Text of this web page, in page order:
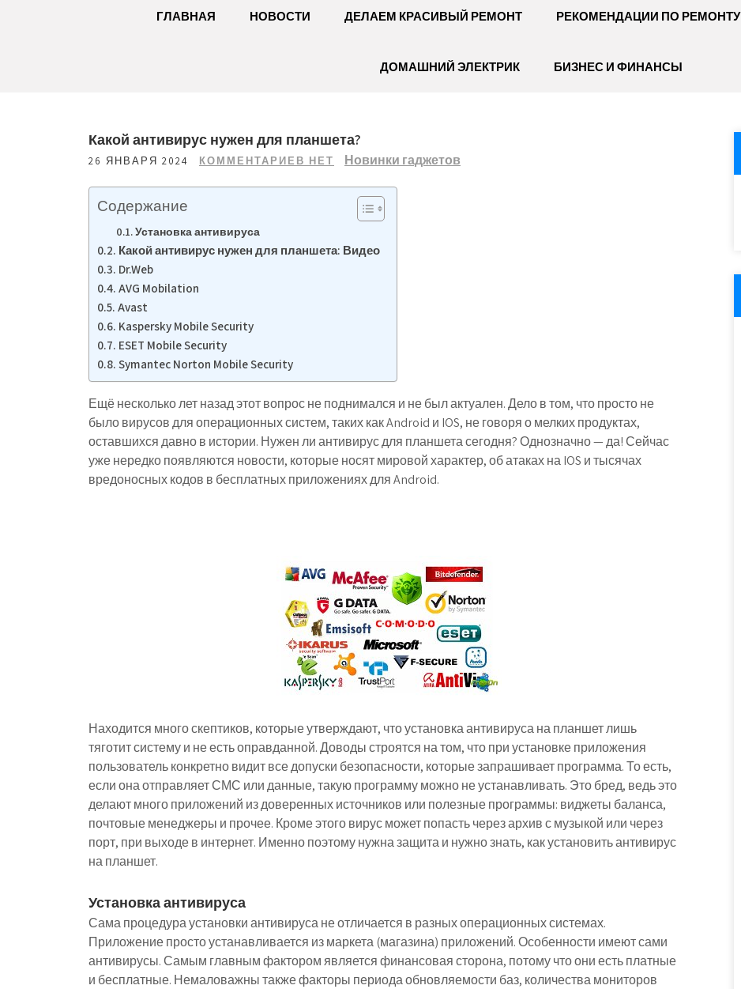
ГЛАВНАЯ НОВОСТИ ДЕЛАЕМ КРАСИВЫЙ РЕМОНТ РЕКОМЕНДАЦИИ ПО РЕМОНТУ
ДОМАШНИЙ ЭЛЕКТРИК БИЗНЕС И ФИНАНСЫ
Какой антивирус нужен для планшета?
26 ЯНВАРЯ 2024 КОММЕНТАРИЕВ НЕТ Новинки гаджетов
Содержание
Установка антивируса
Какой антивирус нужен для планшета: Видео
Dr.Web
AVG Mobilation
Avast
Kaspersky Mobile Security
ESET Mobile Security
Symantec Norton Mobile Security
Ещё несколько лет назад этот вопрос не поднимался и не был актуален. Дело в том, что просто не
было вирусов для операционных систем, таких как Android и IOS, не говоря о мелких продуктах,
оставшихся давно в истории. Нужен ли антивирус для планшета сегодня? Однозначно — да! Сейчас
уже нередко появляются новости, которые носят мировой характер, об атаках на IOS и тысячах
вредоносных кодов в бесплатных приложениях для Android.
Находится много скептиков, которые утверждают, что установка антивируса на планшет лишь
тяготит систему и не есть оправданной. Доводы строятся на том, что при установке приложения
пользователь конкретно видит все допуски безопасности, которые запрашивает программа. То есть,
если она отправляет СМС или данные, такую программу можно не устанавливать. Это бред, ведь это
делают много приложений из доверенных источников или полезные программы: виджеты баланса,
почтовые менеджеры и прочее. Кроме этого вирус может попасть через архив с музыкой или через
порт, при выходе в интернет. Именно поэтому нужна защита и нужно знать, как установить антивирус
на планшет.
Установка антивируса
Сама процедура установки антивируса не отличается в разных операционных системах.
Приложение просто устанавливается из маркета (магазина) приложений. Особенности имеют сами
антивирусы. Самым главным фактором является финансовая сторона, потому что они есть платные
и бесплатные. Немаловажны также факторы периода обновляемости баз, количества мониторов